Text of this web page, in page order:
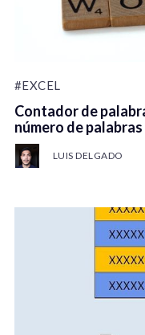
#EXCEL
Contador de
número de
LUIS DELGADO